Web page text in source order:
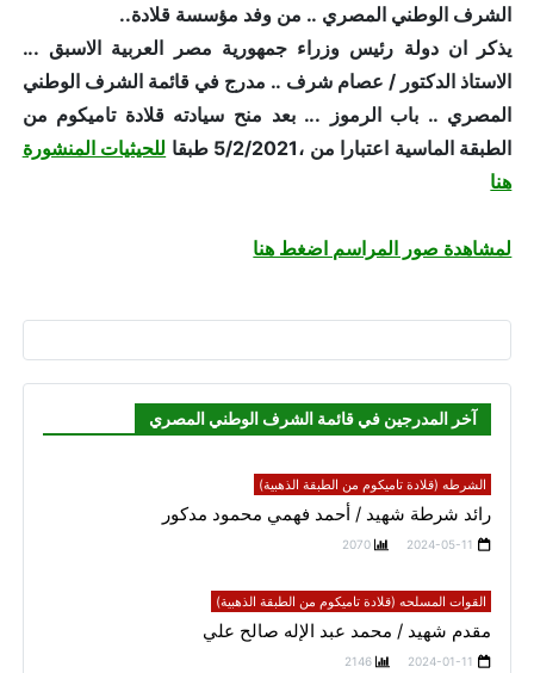
الشرف الوطني المصري .. من وفد مؤسسة قلادة..
يذكر ان دولة رئيس وزراء جمهورية مصر العربية الاسبق ...
الاستاذ الدكتور / عصام شرف .. مدرج في قائمة الشرف الوطني
المصري .. باب الرموز ... بعد منح سيادته قلادة تاميكوم من
الطبقة الماسية اعتبارا من ،5/2/2021 طبقا
للحيثيات المنشورة
هنا
لمشاهدة صور المراسم اضغط هنا
آخر المدرجين في قائمة الشرف الوطني المصري
الشرطه (قلادة تاميكوم من الطبقة الذهبية)
رائد شرطة شهيد / أحمد فهمي محمود مدكور
2024-05-11
2070
القوات المسلحه (قلادة تاميكوم من الطبقة الذهبية)
مقدم شهيد / محمد عبد الإله صالح علي
2024-01-11
2146